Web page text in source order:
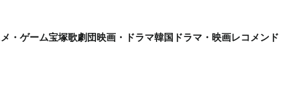
・ゲーム宝塚歌劇団映画・ドラマ韓国ドラマ・映画レコメンド